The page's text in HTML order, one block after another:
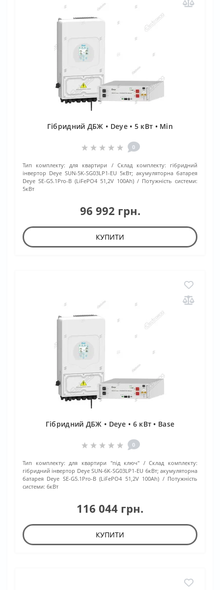
Гібридний ДБЖ • Deye • 5 кВт • Min
0
Тип комплекту: для квартири Склад комплекту:
гібридний
інвертор Deye SUN-5K-SG03LP1-EU 5кВт; акумуляторна батарея
Deye SE-G5.1Pro-B (LiFePO4 51,2V 100Ah)
Потужність системи:
5кВт
96 992 грн.
КУПИТИ
Гібридний ДБЖ • Deye • 6 кВт • Base
0
Тип комплекту: для квартири "під ключ"
Склад комплекту:
гібридний інвертор Deye SUN-6K-SG03LP1-EU 6кВт; акумуляторна
батарея Deye SE-G5.1Pro-B (LiFePO4 51,2V 100Ah)
Потужність
системи: 6кВт
116 044 грн.
КУПИТИ